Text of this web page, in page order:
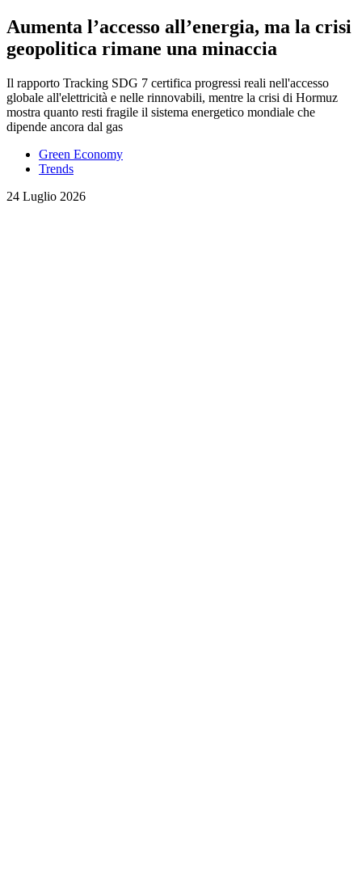
Aumenta l’accesso all’energia, ma la crisi
geopolitica rimane una minaccia
Il rapporto Tracking SDG 7 certifica progressi reali nell'accesso
globale all'elettricità e nelle rinnovabili, mentre la crisi di Hormuz
mostra quanto resti fragile il sistema energetico mondiale che
dipende ancora dal gas
Green Economy
Trends
24 Luglio 2026